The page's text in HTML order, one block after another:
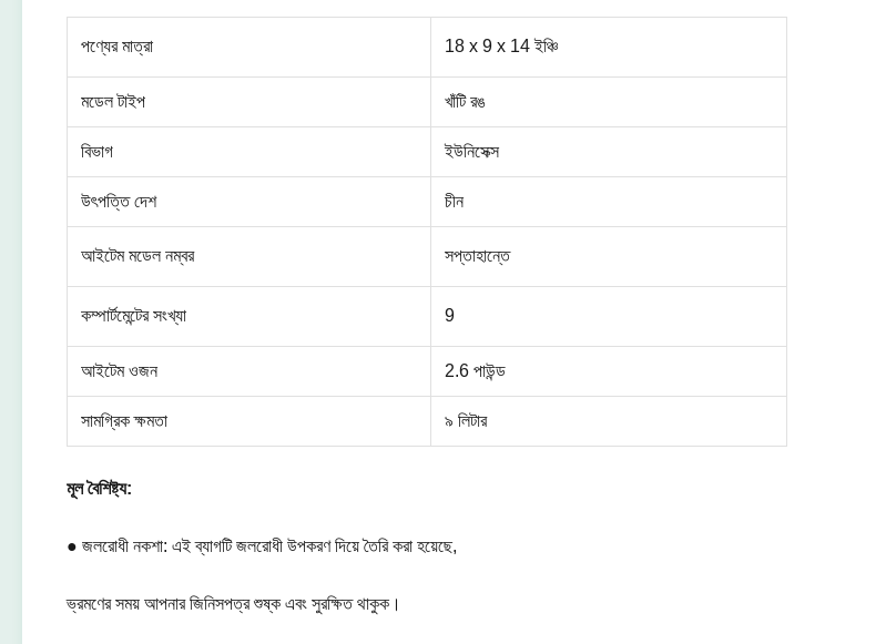
পণ্যের মাত্রা 18 x 9 x 14 ইঞ্চি
মডেল টাইপ খাঁটি রঙ
বিভাগ ইউনিসেক্স
উৎপত্তি দেশ চীন
আইটেম মডেল নম্বর সপ্তাহান্তে
কম্পার্টমেন্টের সংখ্যা 9
আইটেম ওজন 2.6 পাউন্ড
সামগ্রিক ক্ষমতা ৯ লিটার
মূল বৈশিষ্ট্য:
● জলরোধী নকশা: এই ব্যাগটি জলরোধী উপকরণ দিয়ে তৈরি করা হয়েছে,
ভ্রমণের সময় আপনার জিনিসপত্র শুষ্ক এবং সুরক্ষিত থাকুক।